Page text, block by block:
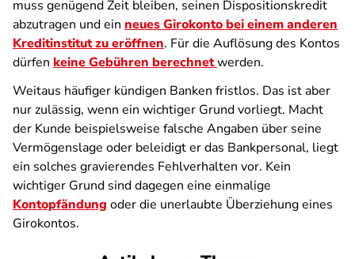
muss genügend Zeit bleiben, seinen Dispositionskredit
abzutragen und ein neues Girokonto bei einem anderen
Kreditinstitut zu eröffnen. Für die Auflösung des Kontos
dürfen keine Gebühren berechnetwerden.
Weitaus häufiger kündigen Banken fristlos. Das ist aber
nur zulässig, wenn ein wichtiger Grund vorliegt. Macht
der Kunde beispielsweise falsche Angaben über seine
Vermögenslage oder beleidigt er das Bankpersonal, liegt
ein solches gravierendes Fehlverhalten vor. Kein
wichtiger Grund sind dagegen eine einmalige
Kontopfändung oder die unerlaubte Überziehung eines
Girokontos.